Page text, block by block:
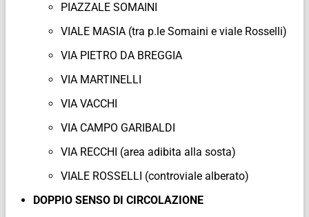
PIAZZALE SOMAINI
VIALE MASIA (tra p.le Somaini e viale Rosselli)
VIA PIETRO DA BREGGIA
VIA MARTINELLI
VIA VACCHI
VIA CAMPO GARIBALDI
VIA RECCHI (area adibita alla sosta)
VIALE ROSSELLI (controviale alberato)
DOPPIO SENSO DI CIRCOLAZIONE